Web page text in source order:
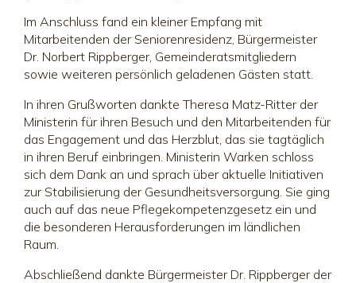
Im Anschluss fand ein kleiner Empfang mit
Mitarbeitenden der Seniorenresidenz, Bürgermeister
Dr. Norbert Rippberger, Gemeinderatsmitgliedern
sowie weiteren persönlich geladenen Gästen statt.
In ihren Grußworten dankte Theresa Matz-Ritter der
Ministerin für ihren Besuch und den Mitarbeitenden für
das Engagement und das Herzblut, das sie tagtäglich
in ihren Beruf einbringen. Ministerin Warken schloss
sich dem Dank an und sprach über aktuelle Initiativen
zur Stabilisierung der Gesundheitsversorgung. Sie ging
auch auf das neue Pflegekompetenzgesetz ein und
die besonderen Herausforderungen im ländlichen
Raum.
Abschließend dankte Bürgermeister Dr. Rippberger der